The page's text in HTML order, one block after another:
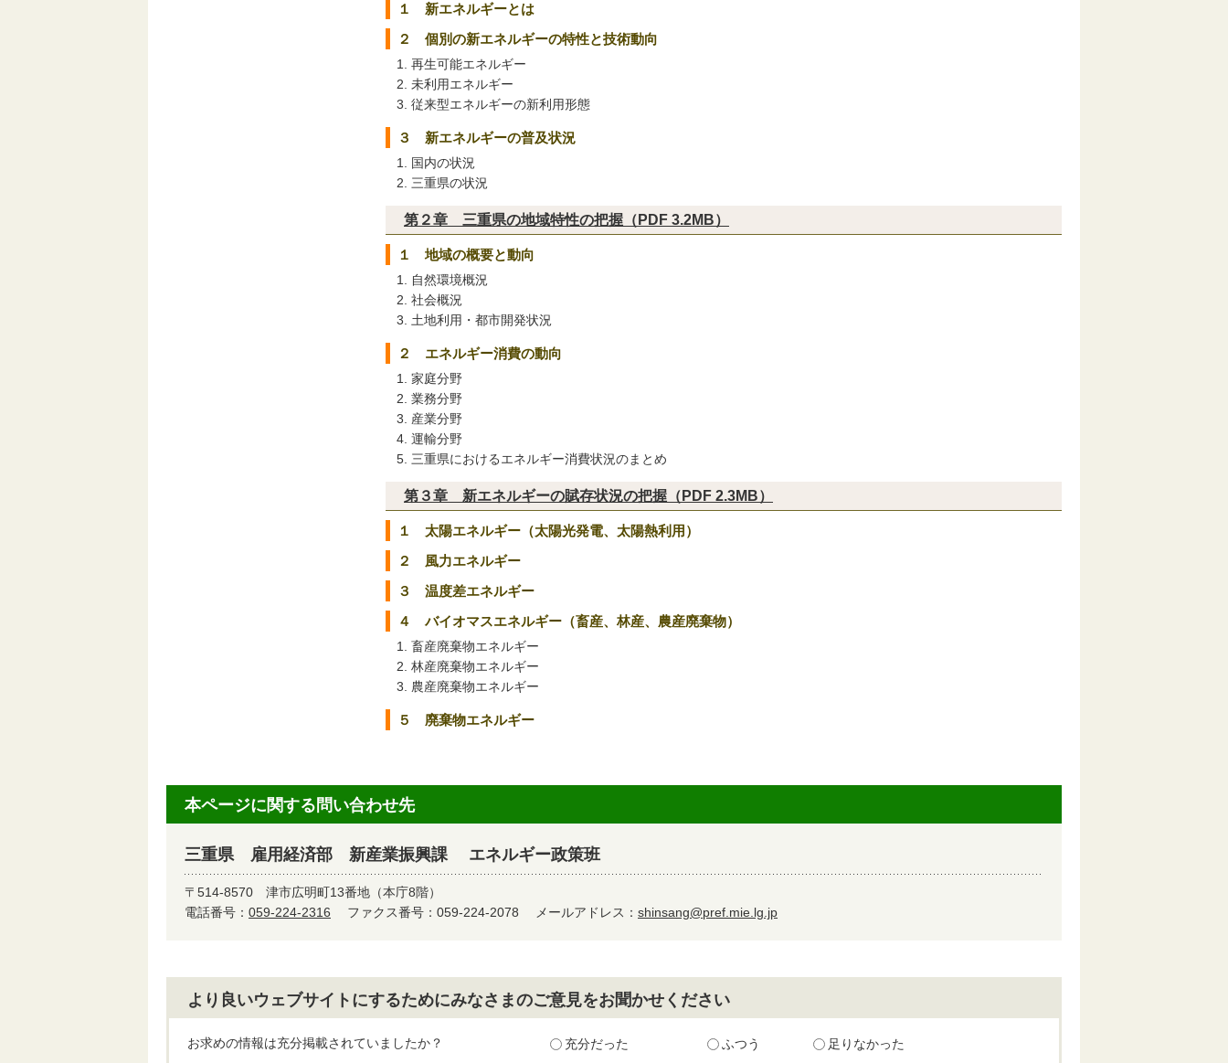
１ 新エネルギーとは
２ 個別の新エネルギーの特性と技術動向
再生可能エネルギー
未利用エネルギー
従来型エネルギーの新利用形態
３ 新エネルギーの普及状況
国内の状況
三重県の状況
第２章 三重県の地域特性の把握（PDF 3.2MB）
１ 地域の概要と動向
自然環境概況
社会概況
土地利用・都市開発状況
２ エネルギー消費の動向
家庭分野
業務分野
産業分野
運輸分野
三重県におけるエネルギー消費状況のまとめ
第３章 新エネルギーの賦存状況の把握（PDF 2.3MB）
１ 太陽エネルギー（太陽光発電、太陽熱利用）
２ 風力エネルギー
３ 温度差エネルギー
４ バイオマスエネルギー（畜産、林産、農産廃棄物）
畜産廃棄物エネルギー
林産廃棄物エネルギー
農産廃棄物エネルギー
５ 廃棄物エネルギー
本ページに関する問い合わせ先
三重県 雇用経済部 新産業振興課 エネルギー政策班
〒514-8570 津市広明町13番地（本庁8階）
電話番号： 059-224-2316 ファクス番号：059-224-2078 メールアドレス： shinsang@pref.mie.lg.jp
より良いウェブサイトにするためにみなさまのご意見をお聞かせください
お求めの情報は充分掲載されていましたか？ 充分だった ふつう 足りなかった